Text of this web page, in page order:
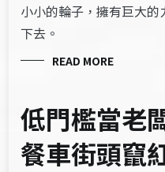
小小的輪子，擁有巨大的
下去。
READ MORE
低門檻當老
餐車街頭竄